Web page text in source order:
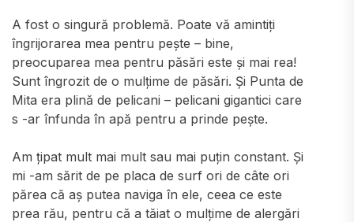
A fost o singură problemă. Poate vă amintiți
îngrijorarea mea pentru pește – bine,
preocuparea mea pentru păsări este și mai rea!
Sunt îngrozit de o mulțime de păsări. Și Punta de
Mita era plină de pelicani – pelicani gigantici care
s -ar înfunda în apă pentru a prinde pește.
Am țipat mult mai mult sau mai puțin constant. Și
mi -am sărit de pe placa de surf ori de câte ori
părea că aș putea naviga în ele, ceea ce este
prea rău, pentru că a tăiat o mulțime de alergări